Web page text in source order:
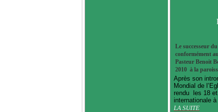
Le successeur
conformément
Pasteur Benoit
2010 à la
Après son
Mondial de
rendu
les 18
internationale
LA SUITE